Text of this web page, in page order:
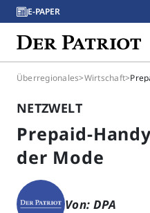
E-PAPER
Überregionales>Wirtschaft>
NETZWELT
Prepaid-
der Mode
Von: DPA